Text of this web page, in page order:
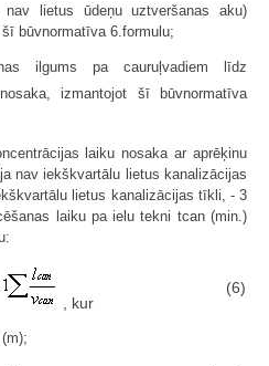
lietus ūdeņu uztveršanas aku)
būvnormatīva 6.formulu;
ilgums pa cauruļvadiem līdz
izmantojot šī būvnormatīva
laiku nosaka ar aprēķinu
nav iekškvartālu lietus kanalizācijas
lietus kanalizācijas tīkli, - 3
laiku pa ielu tekni tcan (min.)
, kur
(6)